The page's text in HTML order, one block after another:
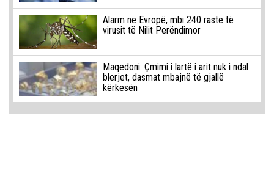
Alarm në Evropë, mbi 240 raste të
virusit të Nilit Perëndimor
Maqedoni: Çmimi i lartë i arit nuk i ndal
blerjet, dasmat mbajnë të gjallë
kërkesën